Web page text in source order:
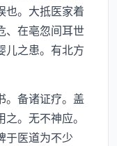
也。大抵医家着
、在亳忽间耳世
儿之患。有北方
备诸证疗。盖
。无不神应。
于医道为不少